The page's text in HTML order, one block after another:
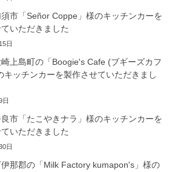
市「Señor Coppe」様のキッチンカーを
いただきました
日
崎上島町の「Boogie's Cafe (ブギーズカフ
キッチンカーを製作させていただきまし
日
市「たこやきナラ」様のキッチンカーを
いただきました
日
那郡の「Milk Factory kumapon's」様の